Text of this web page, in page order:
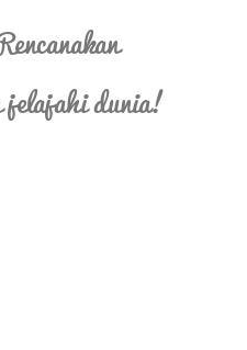
jelajahi dunia!